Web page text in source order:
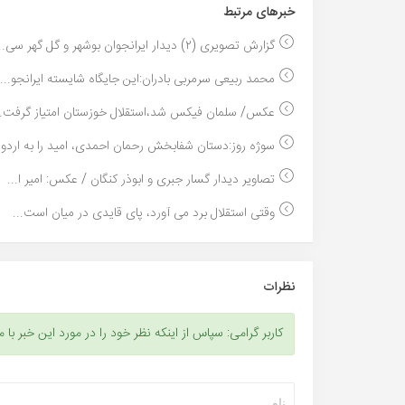
خبر‌های مرتبط
گزارش تصویری (۲) دیدار ایرانجوان بوشهر و گل گهر سی...
محمد ربیعی سرمربی بادران:این جایگاه شایسته ایرانجو...
عکس/ سلمان فیکس شد،استقلال خوزستان امتیاز
سوژه روز:دستان شفابخش رحمان احمدی، امید را به
تصاویر دیدار گسار جبری و ابوذر کنگان / عکس: امیر ا...
وقتی استقلال برد می آورد، پای قایدی در میان است...
نظرات
کاربر گرامی: سپاس از اینکه نظر خود را در مورد این خبر